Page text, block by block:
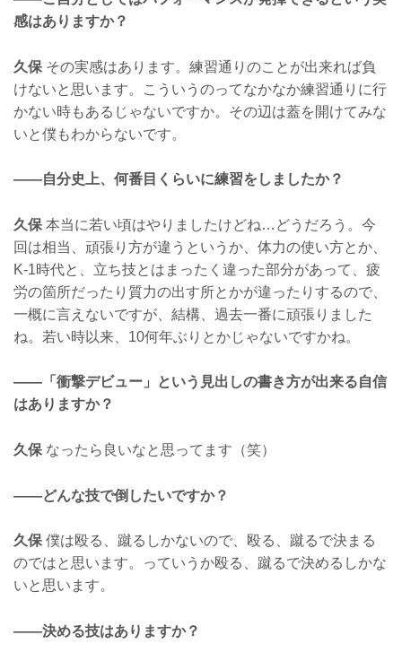
感はありますか？
久保 その実感はあります。練習通りのことが出来れば負
けないと思います。こういうのってなかなか練習通りに行
かない時もあるじゃないですか。その辺は蓋を開けてみな
いと僕もわからないです。
——自分史上、何番目くらいに練習をしましたか？
久保 本当に若い頃はやりましたけどね…どうだろう。今
回は相当、頑張り方が違うというか、体力の使い方とか、
K-1時代と、立ち技とはまったく違った部分があって、疲
労の箇所だったり質力の出す所とかが違ったりするので、
一概に言えないですが、結構、過去一番に頑張りました
ね。若い時以来、10何年ぶりとかじゃないですかね。
——「衝撃デビュー」という見出しの書き方が出来る自信
はありますか？
久保 なったら良いなと思ってます（笑）
——どんな技で倒したいですか？
久保 僕は殴る、蹴るしかないので、殴る、蹴るで決まる
のではと思います。っていうか殴る、蹴るで決めるしかな
いと思います。
——決める技はありますか？